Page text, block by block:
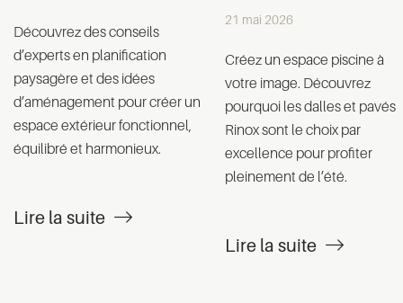
Découvrez des conseils
d’experts en planification
paysagère et des idées
d’aménagement pour créer un
espace extérieur fonctionnel,
équilibré et harmonieux.
Lire la suite
21 mai 2026
Créez un espace piscine à
votre image. Découvrez
pourquoi les dalles et pavés
Rinox sont le choix par
excellence pour profiter
pleinement de l’été.
Lire la suite